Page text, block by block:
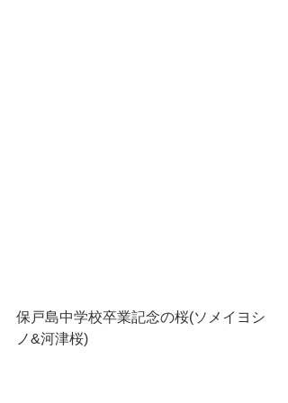
保戸島中学校卒業記念の桜(ソメイヨシ
ノ&河津桜)